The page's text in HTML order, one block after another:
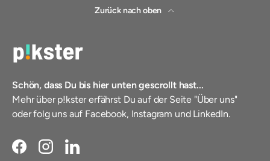
Zurück nach oben
Schön, dass Du bis hier unten gescrollt hast...
Mehr über p!kster erfährst Du auf der Seite "Über uns"
oder folg uns auf Facebook, Instagram und LinkedIn.
FacebookInstagramLinkedIn